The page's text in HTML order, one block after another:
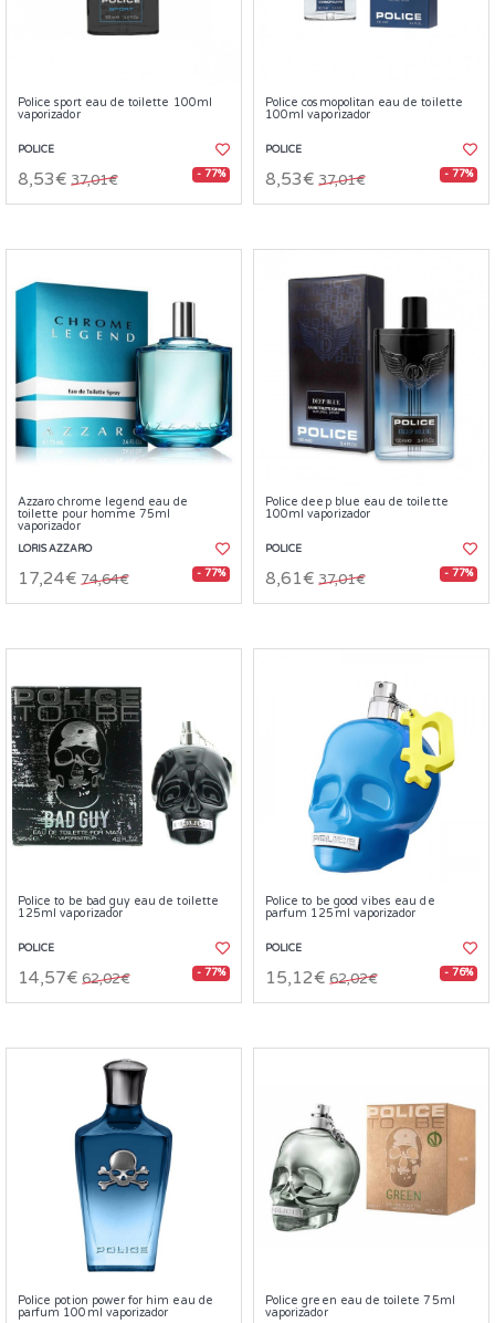
Police sport eau de toilette 100ml
vaporizador
POLICE
8,53€ 37,01€ - 77%
Police cosmopolitan eau de toilette
100ml vaporizador
POLICE
8,53€ 37,01€ - 77%
Azzaro chrome legend eau de
toilette pour homme 75ml
vaporizador
LORIS AZZARO
17,24€ 74,64€ - 77%
Police deep blue eau de toilette
100ml vaporizador
POLICE
8,61€ 37,01€ - 77%
Police to be bad guy eau de toilette
125ml vaporizador
POLICE
14,57€ 62,02€ - 77%
Police to be good vibes eau de
parfum 125ml vaporizador
POLICE
15,12€ 62,02€ - 76%
Police potion power for him eau de
parfum 100ml vaporizador
Police green eau de toilete 75ml
vaporizador